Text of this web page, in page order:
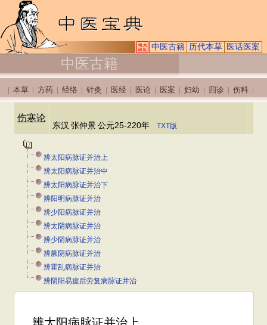
中医古籍 历代本草 医话医案
中医古籍
本草 方药 经络 针灸 医经 医论 医案 妇幼 四诊 伤科
伤寒论
东汉 张仲景 公元25-220年 TXT版
辨太阳病脉证并治上
辨太阳病脉证并治中
辨太阳病脉证并治下
辨阳明病脉证并治
辨少阳病脉证并治
辨太阴病脉证并治
辨少阴病脉证并治
辨厥阴病脉证并治
辨霍乱病脉证并治
辨阴阳易瘥后劳复病脉证并治